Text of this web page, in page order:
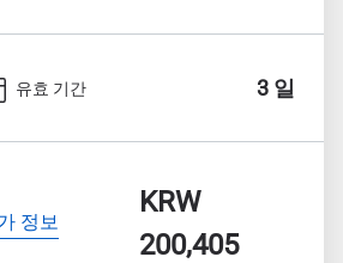
유효 기간 3 일
정보
KRW
200,405